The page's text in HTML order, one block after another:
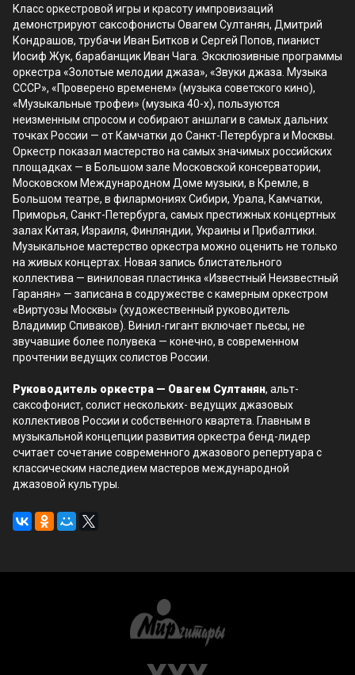
Класс оркестровой игры и красоту импровизаций
демонстрируют саксофонисты Овагем Султанян, Дмитрий
Кондрашов, трубачи Иван Битков и Сергей Попов, пианист
Иосиф Жук, барабанщик Иван Чага. Эксклюзивные программы
оркестра «Золотые мелодии джаза», «Звуки джаза. Музыка
СССР», «Проверено временем» (музыка советского кино),
«Музыкальные трофеи» (музыка 40-х), пользуются
неизменным спросом и собирают аншлаги в самых дальних
точках России — от Камчатки до Санкт-Петербурга и Москвы.
Оркестр показал мастерство на самых значимых российских
площадках — в Большом зале Московской консерватории,
Московском Международном Доме музыки, в Кремле, в
Большом театре, в филармониях Сибири, Урала, Камчатки,
Приморья, Санкт-Петербурга, самых престижных концертных
залах Китая, Израиля, Финляндии, Украины и Прибалтики.
Музыкальное мастерство оркестра можно оценить не только
на живых концертах. Новая запись блистательного
коллектива — виниловая пластинка «Известный Неизвестный
Гаранян» — записана в содружестве с камерным оркестром
«Виртуозы Москвы» (художественный руководитель
Владимир Спиваков). Винил-гигант включает пьесы, не
звучавшие более полувека — конечно, в современном
прочтении ведущих солистов России.
Руководитель оркестра — Овагем Султанян, альт-
саксофонист, солист нескольких- ведущих джазовых
коллективов России и собственного квартета. Главным в
музыкальной концепции развития оркестра бенд-лидер
считает сочетание современного джазового репертуара с
классическим наследием мастеров международной
джазовой культуры.